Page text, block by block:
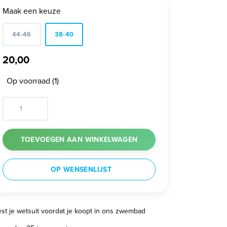
Maak een keuze
44-46 38-40
20,00
Op voorraad (1)
TOEVOEGEN AAN WINKELWAGEN
OP WENSENLIJST
je wetsuit voordat je koopt in ons zwembad